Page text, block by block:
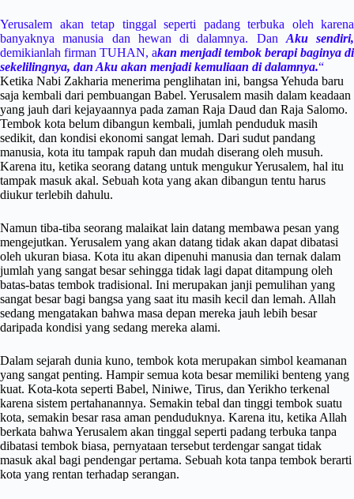
Yerusalem akan tetap tinggal seperti padang terbuka oleh karena
banyaknya manusia dan hewan di dalamnya. Dan Aku sendiri,
demikianlah firman TUHAN, akan menjadi tembok berapi baginya di
sekelilingnya, dan Aku akan menjadi kemuliaan di dalamnya.“
Ketika Nabi Zakharia menerima penglihatan ini, bangsa Yehuda baru
saja kembali dari pembuangan Babel. Yerusalem masih dalam keadaan
yang jauh dari kejayaannya pada zaman Raja Daud dan Raja Salomo.
Tembok kota belum dibangun kembali, jumlah penduduk masih
sedikit, dan kondisi ekonomi sangat lemah. Dari sudut pandang
manusia, kota itu tampak rapuh dan mudah diserang oleh musuh.
Karena itu, ketika seorang datang untuk mengukur Yerusalem, hal itu
tampak masuk akal. Sebuah kota yang akan dibangun tentu harus
diukur terlebih dahulu.
Namun tiba-tiba seorang malaikat lain datang membawa pesan yang
mengejutkan. Yerusalem yang akan datang tidak akan dapat dibatasi
oleh ukuran biasa. Kota itu akan dipenuhi manusia dan ternak dalam
jumlah yang sangat besar sehingga tidak lagi dapat ditampung oleh
batas-batas tembok tradisional. Ini merupakan janji pemulihan yang
sangat besar bagi bangsa yang saat itu masih kecil dan lemah. Allah
sedang mengatakan bahwa masa depan mereka jauh lebih besar
daripada kondisi yang sedang mereka alami.
Dalam sejarah dunia kuno, tembok kota merupakan simbol keamanan
yang sangat penting. Hampir semua kota besar memiliki benteng yang
kuat. Kota-kota seperti Babel, Niniwe, Tirus, dan Yerikho terkenal
karena sistem pertahanannya. Semakin tebal dan tinggi tembok suatu
kota, semakin besar rasa aman penduduknya. Karena itu, ketika Allah
berkata bahwa Yerusalem akan tinggal seperti padang terbuka tanpa
dibatasi tembok biasa, pernyataan tersebut terdengar sangat tidak
masuk akal bagi pendengar pertama. Sebuah kota tanpa tembok berarti
kota yang rentan terhadap serangan.